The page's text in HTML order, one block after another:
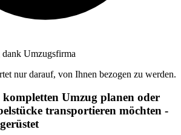
Umzugsfirma
nur darauf, von Ihnen bezogen zu werden.
kompletten Umzug planen oder
transportieren möchten -